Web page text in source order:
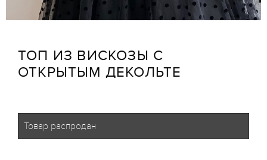
ТОП ИЗ ВИСКОЗЫ С
ОТКРЫТЫМ ДЕКОЛЬТЕ
Товар распродан